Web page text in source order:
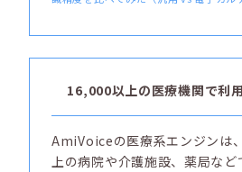
16,000以上の医療機関で利
AmiVoiceの医療系エンジンは
上の病院や介護施設、薬局など